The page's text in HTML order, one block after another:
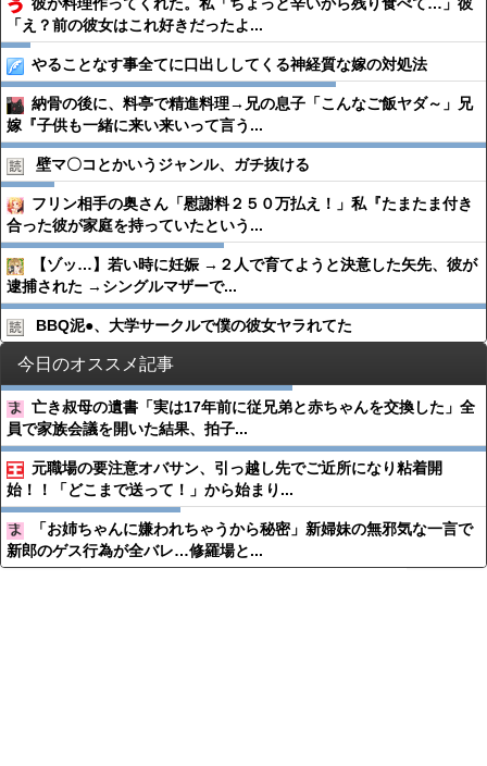
「え？前の彼女はこれ好きだったよ...
やることなす事全てに口出ししてくる神経質な嫁の対処法
納骨の後に、料亭で精進料理→兄の息子「こんなご飯ヤダ～」兄
嫁『子供も一緒に来い来いって言う...
壁マ〇コとかいうジャンル、ガチ抜ける
フリン相手の奥さん「慰謝料２５０万払え！」私『たまたま付き
合った彼が家庭を持っていたという...
【ゾッ…】若い時に妊娠 →２人で育てようと決意した矢先、彼が
逮捕された →シングルマザーで...
BBQ泥●︎、大学サークルで僕の彼女ヤラれてた
今日のオススメ記事
亡き叔母の遺書「実は17年前に従兄弟と赤ちゃんを交換した」全
員で家族会議を開いた結果、拍子...
元職場の要注意オバサン、引っ越し先でご近所になり粘着開
始！！「どこまで送って！」から始まり...
「お姉ちゃんに嫌われちゃうから秘密」新婦妹の無邪気な一言で
新郎のゲス行為が全バレ…修羅場と...